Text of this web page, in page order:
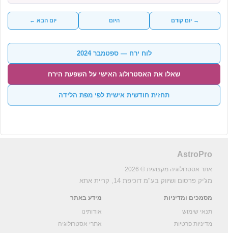
→ יום קודם היום יום הבא ←
לוח ירח — ספטמבר 2024
שאלו את האסטרולוג האישי על השפעת הירח
תחזית חודשית אישית לפי מפת הלידה
AstroPro
אתר אסטרולוגיה מקצועית © 2026
מג'יק פרסום ושיווק בע"מ דוכיפת 14, קריית אתא
מסמכים ומדיניות
תנאי שימוש
מדיניות פרטיות
מידע באתר
אודותינו
אתרי אסטרולוגיה